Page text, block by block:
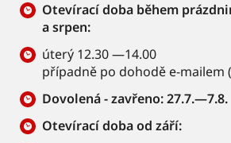
Otevírací doba během
a srpen:
úterý 12.30 —14.00
případně po dohodě e-mailem (
Dovolená - zavřeno: 27.7.—7.8.
Otevírací doba od září: